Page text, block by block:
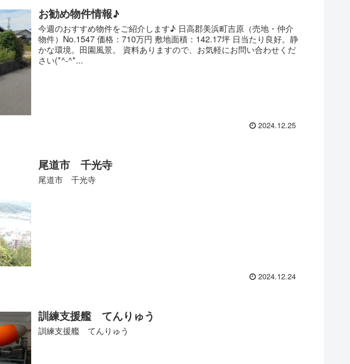
お勧め物件情報♪
今週のおすすめ物件をご紹介します♪ 日高郡美浜町吉原（売地・仲介
物件）No.1547 価格：710万円 敷地面積：142.17坪 日当たり良好。静
かな環境。田園風景。 資料ありますので、お気軽にお問い合わせくだ
さい(*^-^*...
2024.12.25
尾道市 千光寺
尾道市 千光寺
2024.12.24
訓練支援艦 てんりゅう
訓練支援艦 てんりゅう